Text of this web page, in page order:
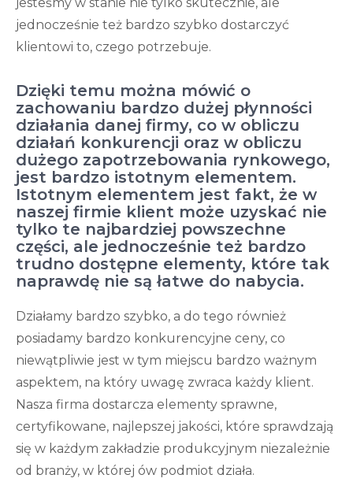
jednocześnie też bardzo szybko dostarczyć
klientowi to, czego potrzebuje.
Dzięki temu można mówić o
zachowaniu bardzo dużej płynności
działania danej firmy, co w obliczu
działań konkurencji oraz w obliczu
dużego zapotrzebowania rynkowego,
jest bardzo istotnym elementem.
Istotnym elementem jest fakt, że w
naszej firmie klient może uzyskać nie
tylko te najbardziej powszechne
części, ale jednocześnie też bardzo
trudno dostępne elementy, które tak
naprawdę nie są łatwe do nabycia.
Działamy bardzo szybko, a do tego również
posiadamy bardzo konkurencyjne ceny, co
niewątpliwie jest w tym miejscu bardzo ważnym
aspektem, na który uwagę zwraca każdy klient.
Nasza firma dostarcza elementy sprawne,
certyfikowane, najlepszej jakości, które sprawdzają
się w każdym zakładzie produkcyjnym niezależnie
od branży, w której ów podmiot działa.